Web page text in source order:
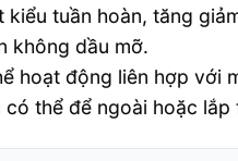
kiểu tuần hoàn, tăng
không dầu mỡ.
hoạt động liên hợp với
có thể để ngoài hoặc